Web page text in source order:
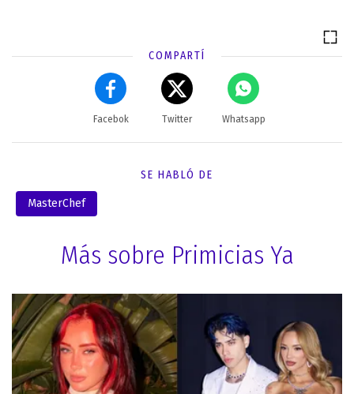
COMPARTÍ
Facebok Twitter Whatsapp
SE HABLÓ DE
MasterChef
Más sobre Primicias Ya